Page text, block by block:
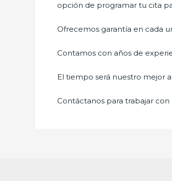
opción de programar tu cita
Ofrecemos garantía en cada
Contamos con años de
El tiempo será nuestro mejor
Contáctanos para trabajar